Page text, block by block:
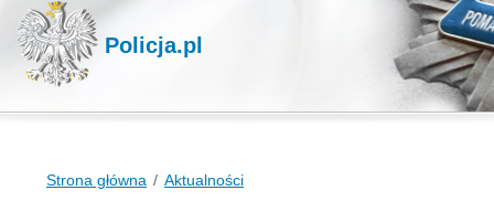
Policja.pl
Strona główna Aktualności